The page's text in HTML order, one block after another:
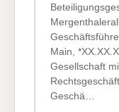
Main,
Gesellschaft
Geschä…